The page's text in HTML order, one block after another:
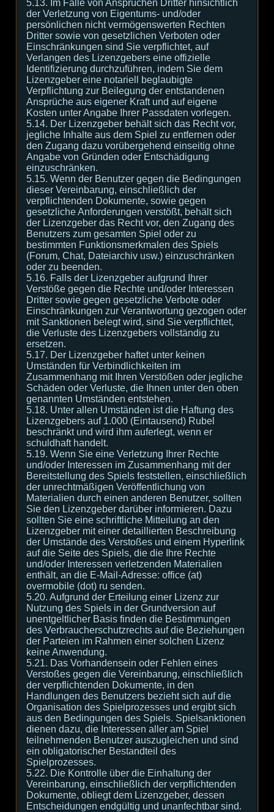
5.13. Im Falle von Ansprüchen Dritter hinsichtlich
der Verletzung von Eigentums- und/oder
persönlichen nicht vermögenswerten Rechten
Dritter sowie von gesetzlichen Verboten oder
Einschränkungen sind Sie verpflichtet, auf
Verlangen des Lizenzgebers eine offizielle
Identifizierung durchzuführen, indem Sie dem
Lizenzgeber eine notariell beglaubigte
Verpflichtung zur Beilegung der entstandenen
Ansprüche aus eigener Kraft und auf eigene
Kosten unter Angabe Ihrer Passdaten vorlegen.
5.14. Der Lizenzgeber behält sich das Recht vor,
jegliche Inhalte aus dem Spiel zu entfernen oder
den Zugang dazu vorübergehend einseitig ohne
Angabe von Gründen oder Entschädigung
einzuschränken.
5.15. Wenn der Benutzer gegen die Bedingungen
dieser Vereinbarung, einschließlich der
verpflichtenden Dokumente, sowie gegen
gesetzliche Anforderungen verstößt, behält sich
der Lizenzgeber das Recht vor, den Zugang des
Benutzers zum gesamten Spiel oder zu
bestimmten Funktionsmerkmalen des Spiels
(Forum, Chat, Dateiarchiv usw.) einzuschränken
oder zu beenden.
5.16. Falls der Lizenzgeber aufgrund Ihrer
Verstöße gegen die Rechte und/oder Interessen
Dritter sowie gegen gesetzliche Verbote oder
Einschränkungen zur Verantwortung gezogen oder
mit Sanktionen belegt wird, sind Sie verpflichtet,
die Verluste des Lizenzgebers vollständig zu
ersetzen.
5.17. Der Lizenzgeber haftet unter keinen
Umständen für Verbindlichkeiten im
Zusammenhang mit Ihren Verstößen oder jegliche
Schäden oder Verluste, die Ihnen unter den oben
genannten Umständen entstehen.
5.18. Unter allen Umständen ist die Haftung des
Lizenzgebers auf 1.000 (Eintausend) Rubel
beschränkt und wird ihm auferlegt, wenn er
schuldhaft handelt.
5.19. Wenn Sie eine Verletzung Ihrer Rechte
und/oder Interessen im Zusammenhang mit der
Bereitstellung des Spiels feststellen, einschließlich
der unrechtmäßigen Veröffentlichung von
Materialien durch einen anderen Benutzer, sollten
Sie den Lizenzgeber darüber informieren. Dazu
sollten Sie eine schriftliche Mitteilung an den
Lizenzgeber mit einer detaillierten Beschreibung
der Umstände des Verstoßes und einem Hyperlink
auf die Seite des Spiels, die die Ihre Rechte
und/oder Interessen verletzenden Materialien
enthält, an die E-Mail-Adresse: office (at)
overmobile (dot) ru senden.
5.20. Aufgrund der Erteilung einer Lizenz zur
Nutzung des Spiels in der Grundversion auf
unentgeltlicher Basis finden die Bestimmungen
des Verbraucherschutzrechts auf die Beziehungen
der Parteien im Rahmen einer solchen Lizenz
keine Anwendung.
5.21. Das Vorhandensein oder Fehlen eines
Verstoßes gegen die Vereinbarung, einschließlich
der verpflichtenden Dokumente, in den
Handlungen des Benutzers bezieht sich auf die
Organisation des Spielprozesses und ergibt sich
aus den Bedingungen des Spiels. Spielsanktionen
dienen dazu, die Interessen aller am Spiel
teilnehmenden Benutzer auszugleichen und sind
ein obligatorischer Bestandteil des
Spielprozesses.
5.22. Die Kontrolle über die Einhaltung der
Vereinbarung, einschließlich der verpflichtenden
Dokumente, obliegt dem Lizenzgeber, dessen
Entscheidungen endgültig und unanfechtbar sind.